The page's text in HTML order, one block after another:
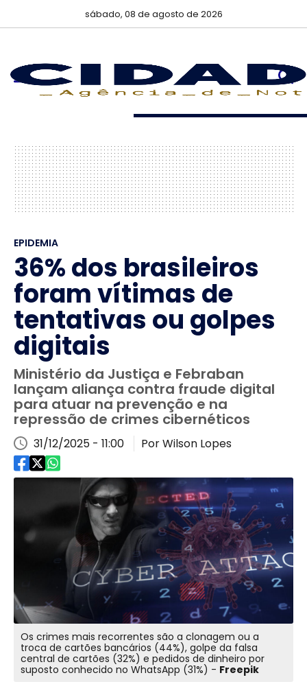
sábado, 08 de agosto de 2026
EPIDEMIA
36% dos brasileiros
foram vítimas de
tentativas ou golpes
digitais
Ministério da Justiça e Febraban
lançam aliança contra fraude digital
para atuar na prevenção e na
repressão de crimes cibernéticos
31/12/2025 - 11:00 Por Wilson Lopes
Os crimes mais recorrentes são a clonagem ou a
troca de cartões bancários (44%), golpe da falsa
central de cartões (32%) e pedidos de dinheiro por
suposto conhecido no WhatsApp (31%) - Freepik